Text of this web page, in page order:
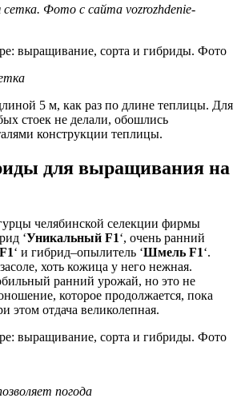
Фото с сайта vozrozhdenie-
5 м, как раз по длине теплицы. Для
стоек не делали, обошлись
конструкции теплицы.
для выращивания на
челябинской селекции фирмы
‘Уникальный F1‘, очень ранний
‘ и гибрид–опылитель ‘Шмель F1‘.
хоть кожица у него нежная.
ранний урожай, но это не
которое продолжается, пока
этом отдача великолепная.
погода